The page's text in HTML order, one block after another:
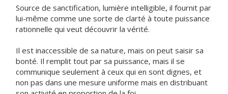
Source de sanctification, lumière intelligible, il fournit par
lui-même comme une sorte de clarté à toute puissance
rationnelle qui veut découvrir la vérité.
Il est inaccessible de sa nature, mais on peut saisir sa
bonté. Il remplit tout par sa puissance, mais il se
communique seulement à ceux qui en sont dignes, et
non pas dans une mesure uniforme mais en distribuant